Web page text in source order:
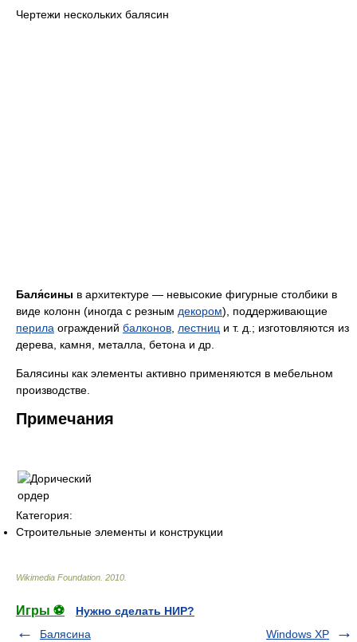
Чертежи нескольких балясин
Баля́сины в архитектуре — невысокие фигурные столбики в
виде колонн (иногда с резным декором), поддерживающие
перила ограждений балконов, лестниц и т. д.; изготовляются из
дерева, камня, металла, бетона и др.
Балясины как элементы активно применяются в мебельном
производстве.
Примечания
Категория:
Строительные элементы и конструкции
Wikimedia Foundation 2010
Игры ⚽
Нужно сделать НИР?
Балясина
Windows XP